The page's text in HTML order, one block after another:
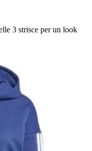
3 strisce per un look